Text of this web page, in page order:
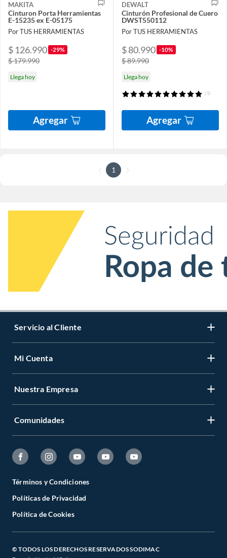
MAKITA
Cinturon Porta Herramientas
E-15235 ex E-05175
Por TUS HERRAMIENTAS
$ 126.990 -29%
$ 179.990
Llega hoy
Agregar
DEWALT
Cinturón Profesional de Cuero
DWST550112
Por TUS HERRAMIENTAS
$ 80.990 -10%
$ 89.990
Llega hoy
(1)
Agregar
1
Servicio al Cliente
Mi Cuenta
Nuestra Empresa
Comunidades
Términos y Condiciones
Políticas de Privacidad
Política de Cookies
© TODOS LOS DERECHOS RESERVADOS SODIMAC